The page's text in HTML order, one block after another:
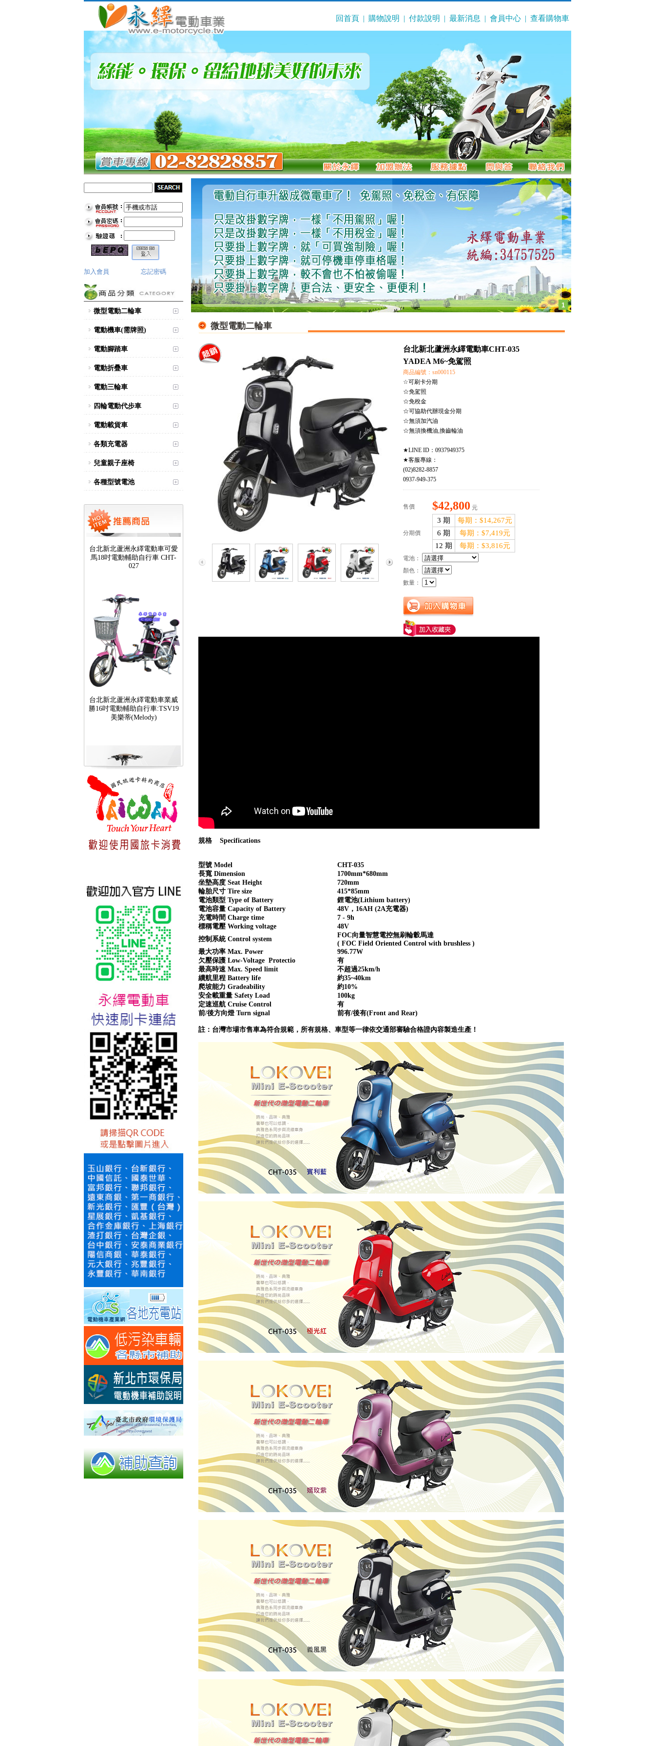
回首頁 | 購物說明 | 付款說明 | 最新消息 | 會員中心 | 查看購物車
加入會員 忘記密碼
微型電動二輪車
電動機車(需牌照)
電動腳踏車
電動折疊車
電動三輪車
四輪電動代步車
電動載貨車
各類充電器
兒童親子座椅
各種型號電池
台北新北蘆洲永繹電動車可愛
馬18吋電動輔助自行車 CHT-
027
台北新北蘆洲永繹電動車業威
勝16吋電動輔助自行車:TSV19
台北新北蘆洲永繹電動車可愛
馬18吋電動輔助自行車 CHT-
027
台北新北蘆洲永繹電動車業威
勝16吋電動輔助自行車:TSV19
美樂蒂(Melody)
1
微型電動二輪車
台北新北蘆洲永繹電動車CHT-035
YADEA M6~免駕照
商品編號：sn000115
☆可刷卡分期
☆免駕照
☆免稅金
☆可協助代辦現金分期
☆無須加汽油
☆無須換機油,換齒輪油
★LINE ID：0937949375
★客服專線：
(02)8282-8857
0937-949-375
售價 $42,800 元
分期價
3 期
每期：$14,267元
6 期
每期：$7,419元
12 期
每期：$3,816元
電池：
顏色：
數量：
規格 Specifications
型號 Model
CHT-035
長寬 Dimension
1700mm*680mm
坐墊高度 Seat Height
720mm
輪胎尺寸 Tire size
415*85mm
電池類型 Type of Battery
鋰電池(Lithium battery)
電池容量 Capacity of Battery
48V，16AH (2A充電器)
充電時間 Charge time
7 - 9h
標稱電壓 Working voltage
48V
控制系統 Control system
FOC向量智慧電控無刷輪轂馬達
( FOC Field Oriented Control with brushless )
最大功率 Max. Power
996.77W
欠壓保護 Low-Voltage Protectio
有
最高時速 Max. Speed limit
不超過25km/h
續航里程 Battery life
約35~40km
爬坡能力 Gradeability
約10%
安全載重量 Safety Load
100kg
定速巡航 Cruise Control
有
前/後方向燈 Turn signal
前有/後有(Front and Rear)
註：台灣市場市售車為符合規範，所有規格、車型等一律依交通部審驗合格證內容製造生產！